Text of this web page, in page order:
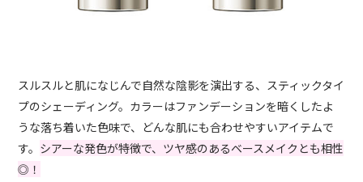
スルスルと肌になじんで自然な陰影を演出する、スティックタイ
プのシェーディング。カラーはファンデーションを暗くしたよ
うな落ち着いた色味で、どんな肌にも合わせやすいアイテムで
す。 シアーな発色が特徴で、ツヤ感のあるベースメイクとも相性
◎！